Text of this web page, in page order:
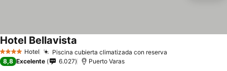
4 EstrellasHotel Piscina cubierta climatizada con reserva
Hotel Bellavista
8,8 Excelente 6.027 Puerto Varas